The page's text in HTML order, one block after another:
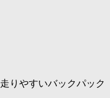
りやすいバックパック